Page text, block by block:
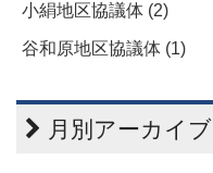
小絹地区協議体 (2)
谷和原地区協議体 (1)
月別アーカイブ